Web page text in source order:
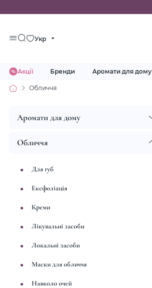
Укр
Акції Бренди Аромати для дому
Обличчя
Аромати для дому
Обличчя
Для губ
Ексфоліація
Креми
Лікувальні засоби
Локальні засоби
Маски для обличчя
Навколо очей